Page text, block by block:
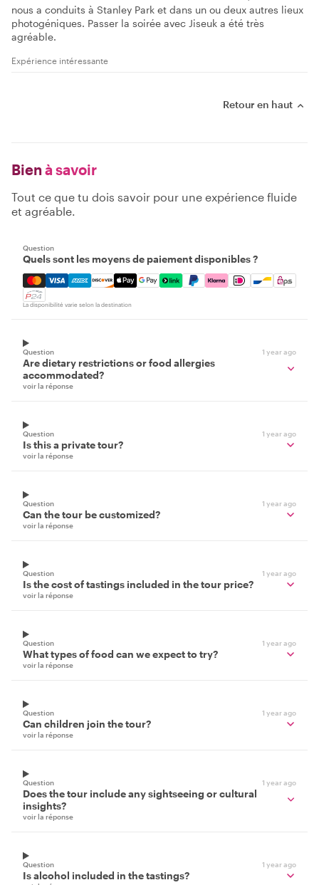
nous a conduits à Stanley Park et dans un ou deux autres lieux
photogéniques. Passer la soirée avec Jiseuk a été très
agréable.
Expérience intéressante
Retour en haut
Bien à savoir
Tout ce que tu dois savoir pour une expérience fluide
et agréable.
Question
Quels sont les moyens de paiement disponibles ?
Mastercard, Visa, Amex, Discover, Apple Pay, Google
La disponibilité varie selon la destination
Question 1 year ago
Are dietary restrictions or food allergies
accommodated?
voir la réponse
Question 1 year ago
Is this a private tour?
voir la réponse
Question 1 year ago
Can the tour be customized?
voir la réponse
Question 1 year ago
Is the cost of tastings included in the tour price?
voir la réponse
Question 1 year ago
What types of food can we expect to try?
voir la réponse
Question 1 year ago
Can children join the tour?
voir la réponse
Question 1 year ago
Does the tour include any sightseeing or cultural
insights?
voir la réponse
Question 1 year ago
Is alcohol included in the tastings?